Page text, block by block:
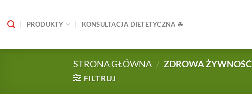
content
PRODUKTY KONSULTACJA DIETETYCZNA ☘
STRONA GŁÓWNA / ZDROWA ŻYWNOŚĆ
FILTRUJ